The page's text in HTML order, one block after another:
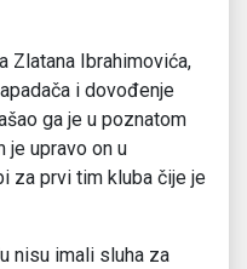
Zlatana Ibrahimovića,
i dovođenje
ga je u poznatom
je upravo on u
za prvi tim kluba čije je
nisu imali sluha za